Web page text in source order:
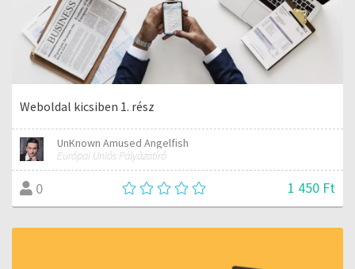
Weboldal kicsiben 1. rész
UnKnown Amused Angelfish
Európai Uniós Pályázatíró
0 1 450 Ft